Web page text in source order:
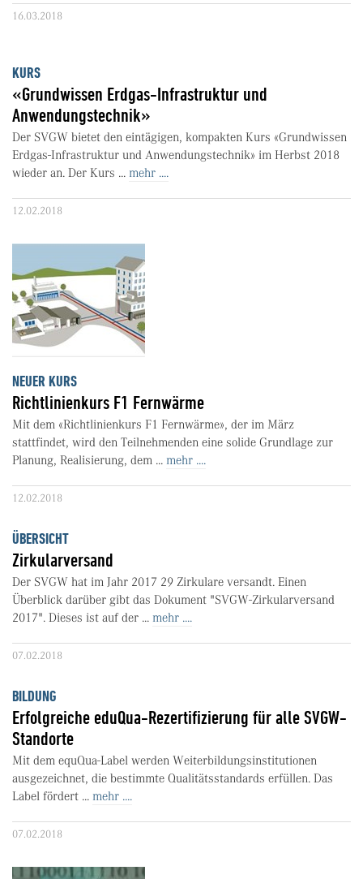
16.03.2018
KURS
«Grundwissen Erdgas-Infrastruktur und
Anwendungstechnik»
Der SVGW bietet den eintägigen, kompakten Kurs «Grundwissen
Erdgas-Infrastruktur und Anwendungstechnik» im Herbst 2018
wieder an. Der Kurs ... mehr ....
12.02.2018
NEUER KURS
Richtlinienkurs F1 Fernwärme
Mit dem «Richtlinienkurs F1 Fernwärme», der im März
stattfindet, wird den Teilnehmenden eine solide Grundlage zur
Planung, Realisierung, dem ... mehr ....
12.02.2018
ÜBERSICHT
Zirkularversand
Der SVGW hat im Jahr 2017 29 Zirkulare versandt. Einen
Überblick darüber gibt das Dokument "SVGW-Zirkularversand
2017". Dieses ist auf der ... mehr ....
07.02.2018
BILDUNG
Erfolgreiche eduQua-Rezertifizierung für alle SVGW-
Standorte
Mit dem equQua-Label werden Weiterbildungsinstitutionen
ausgezeichnet, die bestimmte Qualitätsstandards erfüllen. Das
Label fördert ... mehr ....
07.02.2018